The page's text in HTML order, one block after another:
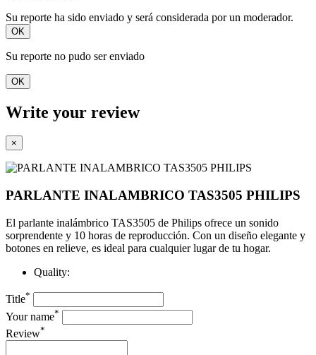
Su reporte ha sido enviado y será considerada por un moderador.
OK
Su reporte no pudo ser enviado
OK
Write your review
×
PARLANTE INALAMBRICO TAS3505 PHILIPS
El parlante inalámbrico TAS3505 de Philips ofrece un sonido
sorprendente y 10 horas de reproducción. Con un diseño elegante y
botones en relieve, es ideal para cualquier lugar de tu hogar.
Quality:
Title*
Your name*
Review*